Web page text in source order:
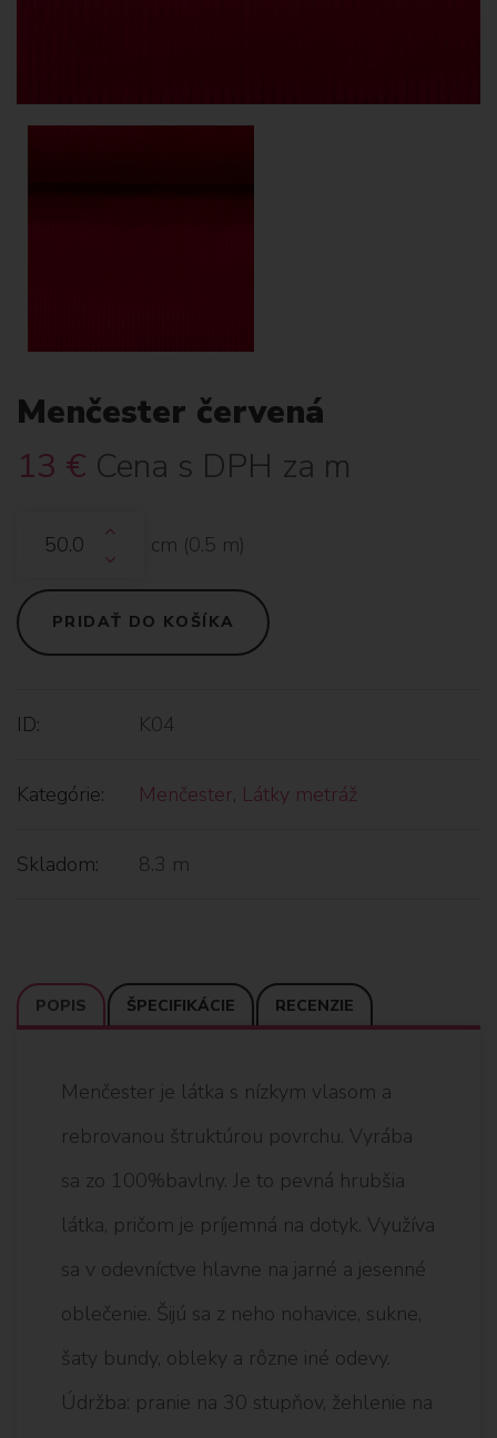
Menčester červená
13 € Cena s DPH za m
cm (0.5 m)
PRIDAŤ DO KOŠÍKA
ID: K04
Kategórie: Menčester, Látky metráž
Skladom: 8.3 m
POPIS ŠPECIFIKÁCIE RECENZIE
Menčester je látka s nízkym vlasom a
rebrovanou štruktúrou povrchu. Vyrába
sa zo 100%bavlny. Je to pevná hrubšia
látka, pričom je príjemná na dotyk. Využíva
sa v odevníctve hlavne na jarné a jesenné
oblečenie. Šijú sa z neho nohavice, sukne,
šaty bundy, obleky a rôzne iné odevy.
Údržba: pranie na 30 stupňov, žehlenie na